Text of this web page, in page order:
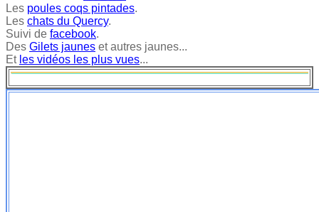
Les poules coqs pintades.
Les chats du Quercy.
Suivi de facebook.
Des Gilets jaunes et autres jaunes...
Et les vidéos les plus vues...